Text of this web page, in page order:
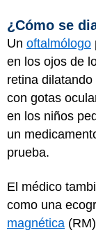
¿Cómo se
Un oftalmólogo
en los ojos de
retina
con gotas
en los niños
un
prueba.
El médico
como una
magnética